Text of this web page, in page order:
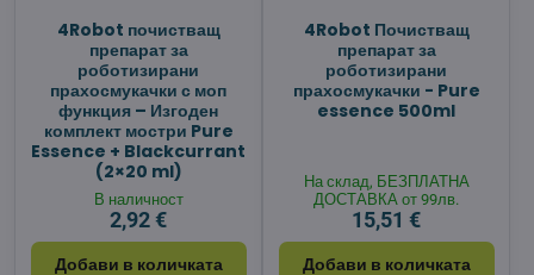
4Robot почистващ
препарат за
роботизирани
прахосмукачки с моп
функция – Изгоден
комплект мостри Pure
Essence + Blackcurrant
(2×20 ml)
В наличност
2,92 €
Добави в количката
4Robot Почистващ
препарат за
роботизирани
прахосмукачки - Pure
essence 500ml
На склад, БЕЗПЛАТНА
ДОСТАВКА от 99лв.
15,51 €
Добави в количката